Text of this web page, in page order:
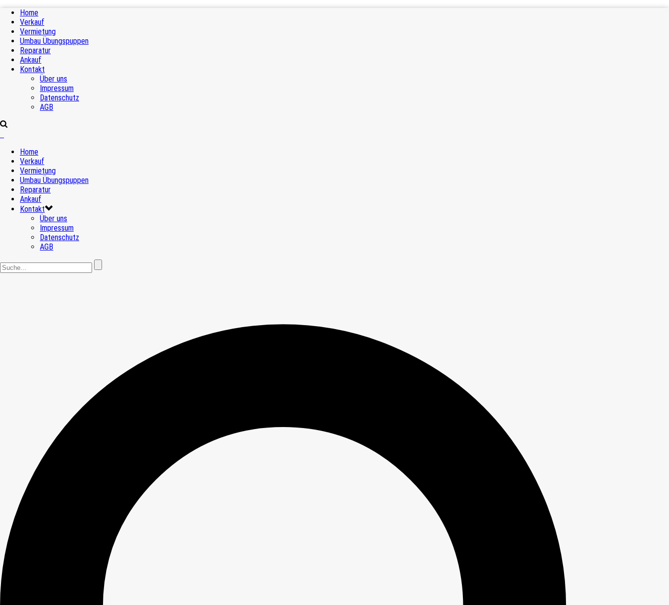
Home
Verkauf
Vermietung
Umbau Übungspuppen
Reparatur
Ankauf
Kontakt
Über uns
Impressum
Datenschutz
AGB
Home
Verkauf
Vermietung
Umbau Übungspuppen
Reparatur
Ankauf
Kontakt
Über uns
Impressum
Datenschutz
AGB